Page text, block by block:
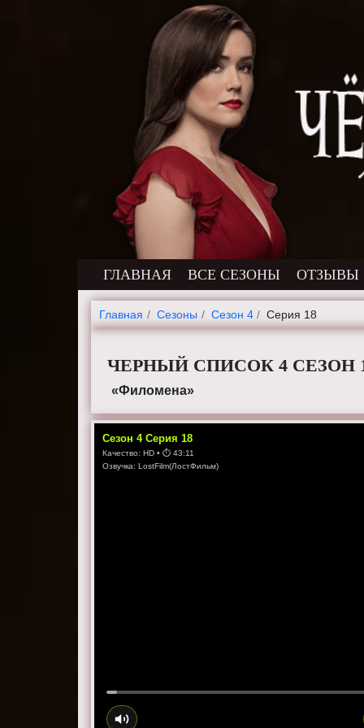
ГЛАВНАЯ ВСЕ СЕЗОНЫ ОТЗЫВЫ
Главная Cезоны Сезон 4 Серия 18
ЧЕРНЫЙ СПИСОК 4 СЕЗОН
«Филомена»
Сезон4 Серия18
Качество:HD • ⏱43:11
Озвучка:LostFilm(ЛостФильм)